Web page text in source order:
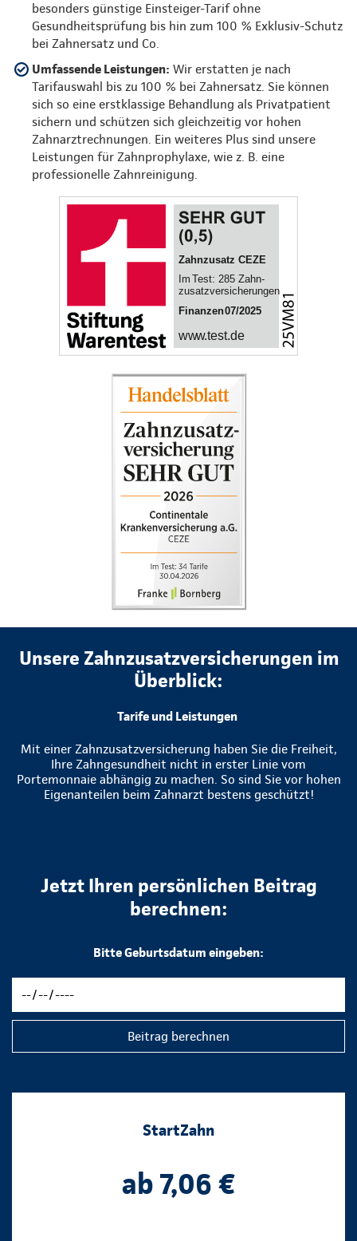
besonders günstige Einsteiger-Tarif ohne
Gesundheitsprüfung bis hin zum 100 % Exklusiv-Schutz
bei Zahnersatz und Co.
Umfassende Leistungen: Wir erstatten je nach
Tarifauswahl bis zu 100 % bei Zahnersatz. Sie können
sich so eine erstklassige Behandlung als Privatpatient
sichern und schützen sich gleichzeitig vor hohen
Zahnarztrechnungen. Ein weiteres Plus sind unsere
Leistungen für Zahnprophylaxe, wie z. B. eine
professionelle Zahnreinigung.
Unsere Zahnzusatzversicherungen im
Überblick:
Tarife und Leistungen
Mit einer Zahnzusatzversicherung haben Sie die Freiheit,
Ihre Zahngesundheit nicht in erster Linie vom
Portemonnaie abhängig zu machen. So sind Sie vor hohen
Eigenanteilen beim Zahnarzt bestens geschützt!
Jetzt Ihren persönlichen Beitrag
berechnen:
Bitte Geburtsdatum eingeben:
Beitrag berechnen
StartZahn
ab 7,06 €